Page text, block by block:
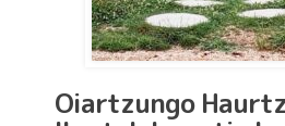
Oiartzungo